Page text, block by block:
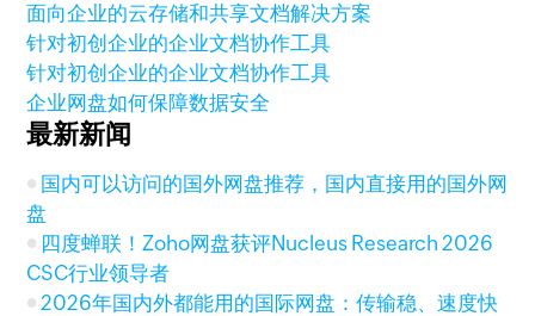
面向企业的云存储和共享文档解决方案
针对初创企业的企业文档协作工具
针对初创企业的企业文档协作工具
企业网盘如何保障数据安全
最新新闻
国内可以访问的国外网盘推荐，国内直接用的国外网
盘
四度蝉联！Zoho网盘获评Nucleus Research 2026
CSC行业领导者
2026年国内外都能用的国际网盘：传输稳、速度快